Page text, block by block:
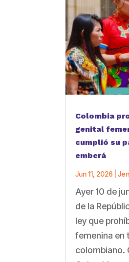
Colombia
genital
cumplió su
emberá
Jun 11, 2026 |
Ayer 10 de
de la
ley que
femenina en
colombiano.